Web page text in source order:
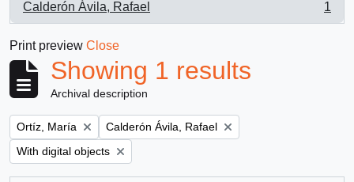
Calderón Ávila, Rafael
, 1 results
1
Print preview Close
Showing 1 results
Archival description
Remove filter:
Ortíz, María Remove filter:
Calderón Ávila, Rafael
Remove filter:
With digital objects